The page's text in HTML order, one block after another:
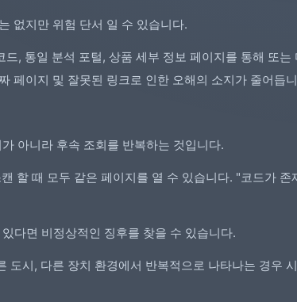
없지만 위험 단서 일 수 있습니다.
, 통일 분석 포털, 상품 세부 정보 페이지를 통해 또는
페이지 및 잘못된 링크로 인한 오해의 소지가 줄어듭
아니라 후속 조회를 반복하는 것입니다.
할 때 모두 같은 페이지를 열 수 있습니다. "코드가
다면 비정상적인 징후를 찾을 수 있습니다.
도시, 다른 장치 환경에서 반복적으로 나타나는 경우